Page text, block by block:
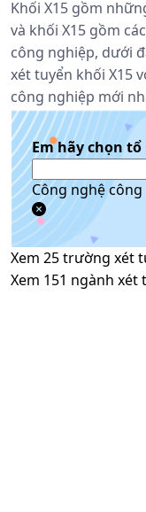
Khối X15 gồm
và khối X15 gồm
công nghiệp, dưới
xét tuyển khối X15
công nghiệp mới
Em hãy chọn
Công nghệ
Xem 25trường xét
Xem 151 ngành xét